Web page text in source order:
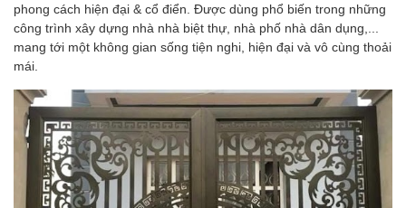
phong cách hiện đại & cổ điển. Được dùng phổ biến trong những
công trình xây dựng nhà nhà biệt thự, nhà phố nhà dân dụng,...
mang tới một không gian sống tiện nghi, hiện đại và vô cùng thoải
mái.